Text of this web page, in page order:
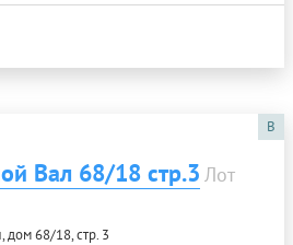
B
Вал 68/18 стр.3 Лот
дом 68/18, стр. 3